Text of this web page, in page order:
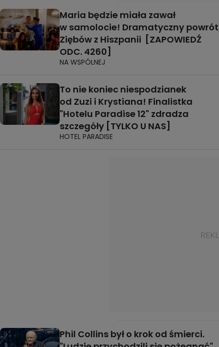
Maria będzie miała zawał
w samolocie! Dramatyczny powrót
Ziębów z Hiszpanii [ZAPOWIEDŹ
ODC. 4260]
NA WSPÓLNEJ
To nie koniec niespodzianek
od Zuzi i Krystiana! Finalistka
"Hotelu Paradise 12" zdradza
szczegóły [TYLKO U NAS]
HOTEL PARADISE
Phil Collins był o krok od śmierci.